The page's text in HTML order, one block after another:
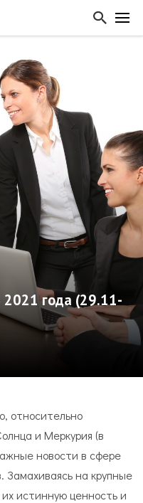
2021 года (29.11-
относительно
и Меркурия (в
новости в сфере
Замахиваясь на крупные
истинную ценность и